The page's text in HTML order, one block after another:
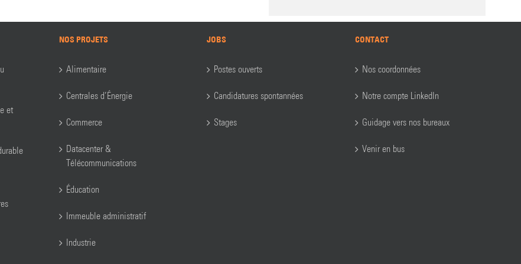
et
NOS PROJETS
Alimentaire
Centrales d’Énergie
Commerce
Datacenter &
Télécommunications
Éducation
Immeuble administratif
Industrie
JOBS
Postes ouverts
Candidatures spontannées
Stages
CONTACT
Nos coordonnées
Notre compte LinkedIn
Guidage vers nos bureaux
Venir en bus